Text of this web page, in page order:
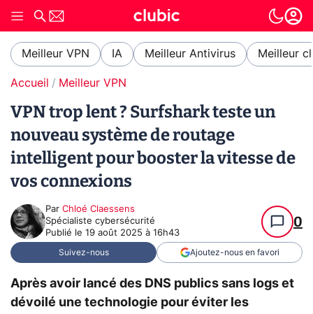
Meilleur VPN IA Meilleur Antivirus Meilleur
Accueil Meilleur VPN
VPN trop lent ? Surfshark teste un
nouveau système de routage
intelligent pour booster la vitesse de
vos connexions
Par Chloé Claessens
Spécialiste cybersécurité
Publié le 19 août 2025 à 16h43
0
Suivez-nous Ajoutez-nous en favori
Après avoir lancé des DNS publics sans logs et
dévoilé une technologie pour éviter les